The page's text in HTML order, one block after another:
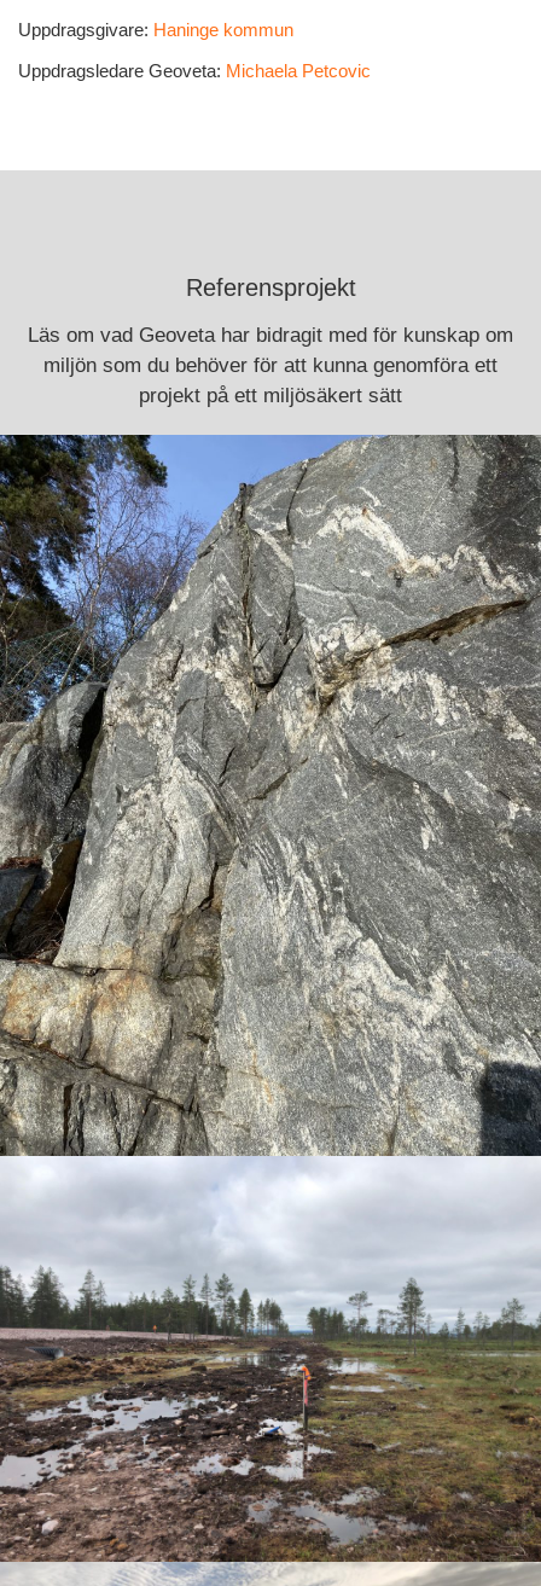
Uppdragsgivare: Haninge kommun
Uppdragsledare Geoveta: Michaela Petcovic
Referensprojekt
Läs om vad Geoveta har bidragit med för kunskap om
miljön som du behöver för att kunna genomföra ett
projekt på ett miljösäkert sätt